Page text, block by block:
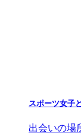
スポーツ女子
出会いの場